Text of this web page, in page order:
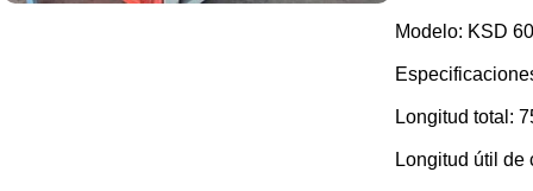
Modelo: KSD
Longitud total:
Longitud útil de